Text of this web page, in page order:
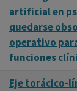
artificial en
quedarse
operativo
funciones
Eje torácico-